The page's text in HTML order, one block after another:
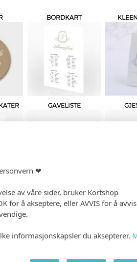
BORDKART
GAVELISTE
TALEKORT
❤
av våre sider, bruker Kortshop
for å akseptere, eller AVVIS for å
informasjonskapsler du aksepterer.